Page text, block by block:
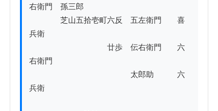
右衛門　孫三郎
芝山五拾壱町六反　五左衛門　　喜
兵衛
廿歩　伝右衛門　　六
右衛門
太郎助　　　六
兵衛